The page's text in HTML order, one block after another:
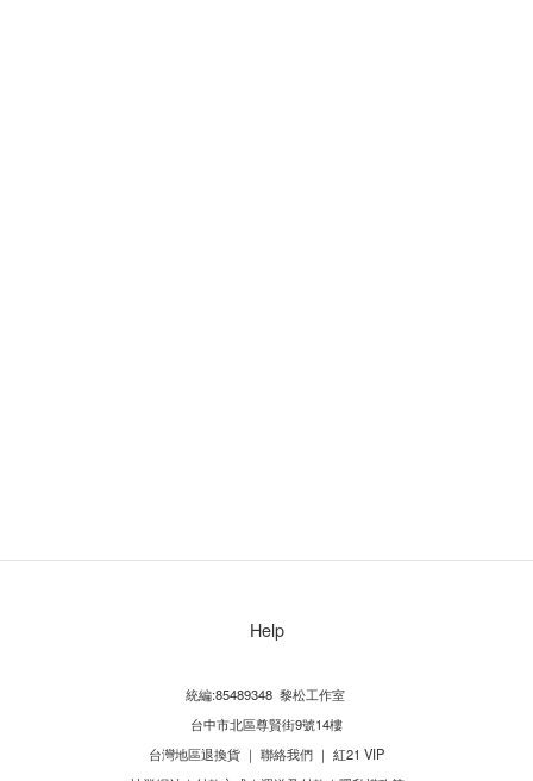
Help
統編:85489348 黎松工作室
台中市北區尊賢街9號14樓
台灣地區退換貨 ｜ 聯絡我們 ｜ 紅21 VIP